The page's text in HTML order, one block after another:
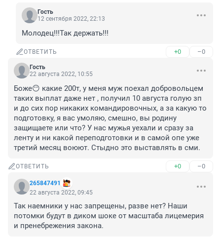
Гость
12 сентября 2022, 22:13
Молодец!!!Так держать!!!
ОТВЕТИТЬ +0 –0
Гость
22 августа 2022, 10:55
Боже😶 какие 200т, у меня муж поехал добровольцем
таких выплат даже нет , получил 10 августа голую зп
и до сих пор никаких командировочных, а за какую то
подготовку, я вас умоляю, смешно, вы родину
защищаете или что? У нас мужья уехали и сразу за
ленту и ни какой переподготовки и в самой опе уже
третий месяц воюют. Стыдно это выставлять в сми.
ОТВЕТИТЬ +0 –0
265847491
22 августа 2022, 09:45
Так наемники у нас запрещены, разве нет? Наши
потомки будут в диком шоке от масштаба лицемерия
и пренебрежения закона.